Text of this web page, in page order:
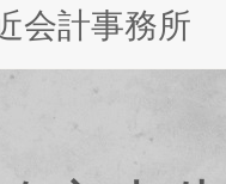
会計事務所